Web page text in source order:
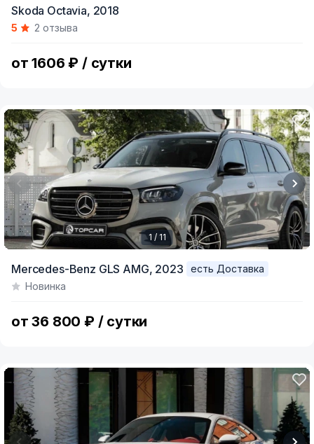
of
Skoda Octavia, 2018
5 2 отзыва
от 1606 ₽ / сутки
of
1 / 11
Mercedes-Benz GLS AMG, 2023
есть Доставка
Новинка
от 36 800 ₽ / сутки